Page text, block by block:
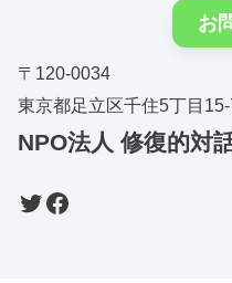
お
〒120-0034
東京都足立区千住5丁目15-
NPO法人 修復的対